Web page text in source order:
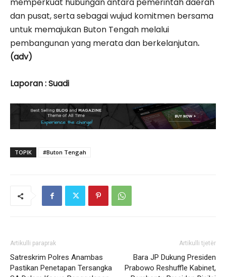
memperkuat hubungan antara pemerintah daerah
dan pusat, serta sebagai wujud komitmen bersama
untuk memajukan Buton Tengah melalui
pembangunan yang merata dan berkelanjutan.
(adv)
Laporan : Suadi
TOPIK #Buton Tengah
Artikulli paraprak
Satreskrim Polres Anambas
Pastikan Penetapan Tersangka
Artikulli tjetër
Bara JP Dukung Presiden
Prabowo Reshuffle Kabinet,